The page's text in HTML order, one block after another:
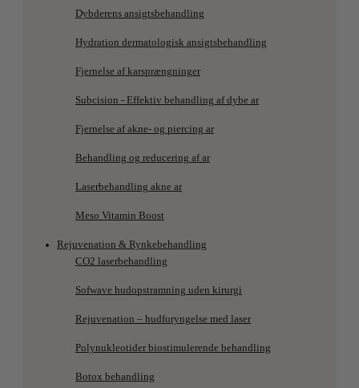
Dybderens ansigtsbehandling
Hydration dermatologisk ansigtsbehandling
Fjernelse af karsprængninger
Subcision - Effektiv behandling af dybe ar
Fjernelse af akne- og piercing ar
Behandling og reducering af ar
Laserbehandling akne ar
Meso Vitamin Boost
Rejuvenation & Rynkebehandling
CO2 laserbehandling
Sofwave hudopstramning uden kirurgi
Rejuvenation – hudforyngelse med laser
Polynukleotider biostimulerende behandling
Botox behandling